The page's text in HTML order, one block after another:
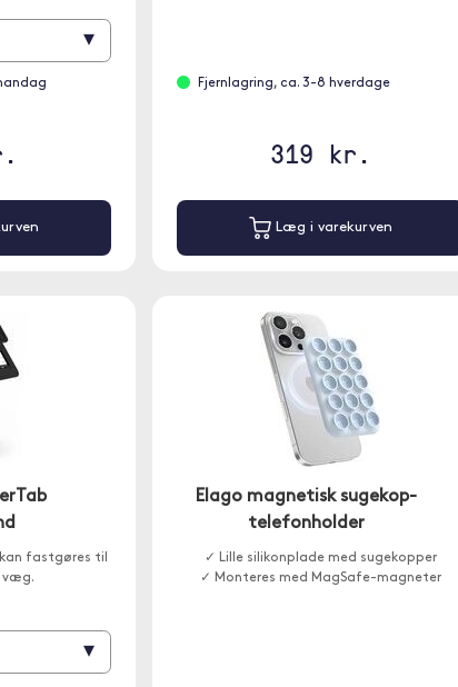
▾
Fjernlagring, ca. 3-8 hverdage
319 kr.
Læg i varekurven
fastgøres til
væg.
▾
Elago magnetisk sugekop-
telefonholder
✓ Lille silikonplade med sugekopper
✓ Monteres med MagSafe-magneter